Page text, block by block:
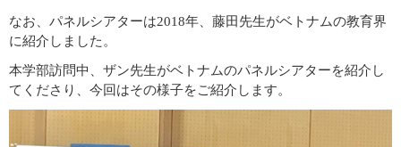
なお、パネルシアターは2018年、藤田先生がベトナムの教育界
に紹介しました。
本学部訪問中、ザン先生がベトナムのパネルシアターを紹介し
てくださり、今回はその様子をご紹介します。